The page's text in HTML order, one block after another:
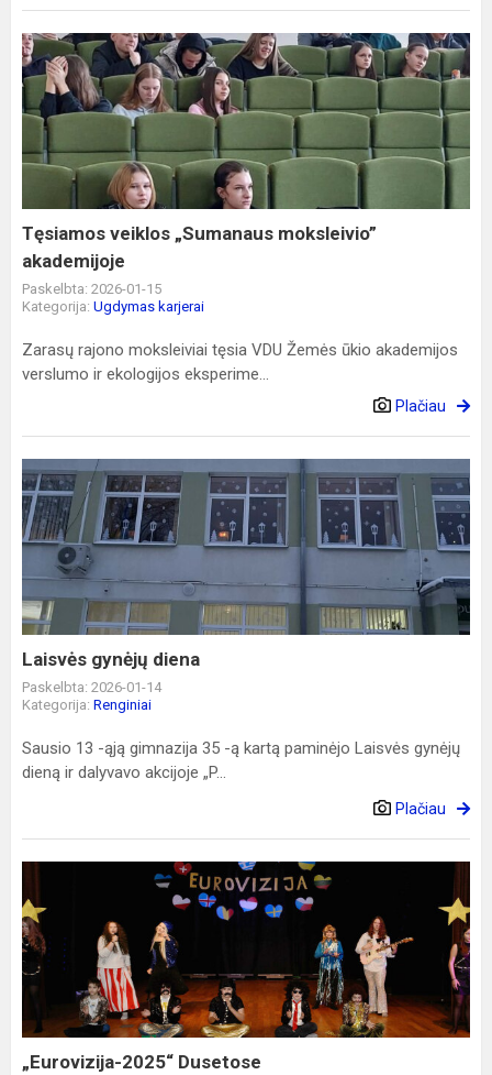
Tęsiamos
veiklos
„Sumanaus
moksleivio”
akademijoje
Tęsiamos veiklos „Sumanaus moksleivio”
akademijoje
Paskelbta: 2026-01-15
Kategorija: Ugdymas karjerai
Zarasų rajono moksleiviai tęsia VDU Žemės ūkio akademijos
verslumo ir ekologijos eksperime...
Plačiau
Laisvės
gynėjų
diena
Laisvės gynėjų diena
Paskelbta: 2026-01-14
Kategorija: Renginiai
Sausio 13 -ąją gimnazija 35 -ą kartą paminėjo Laisvės gynėjų
dieną ir dalyvavo akcijoje „P...
Plačiau
2025“
Dusetose
„Eurovizija-2025“ Dusetose